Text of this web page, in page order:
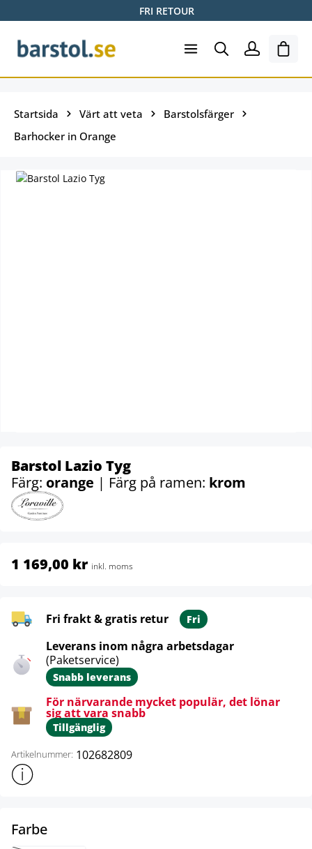
FRI RETOUR
Startsida Värt att veta
Barstolsfärger
Barhocker in Orange
Barstol Lazio Tyg
Färg: orange | Färg på ramen: krom
1 169,00 kr inkl. moms
Fri frakt & gratis retur Fri
Leverans inom några arbetsdagar
(Paketservice)
Snabb leverans
För närvarande mycket populär, det lönar
sig att vara snabb
Tillgänglig
Artikelnummer: 102682809
Visa mer produktinformation
Farbeselect